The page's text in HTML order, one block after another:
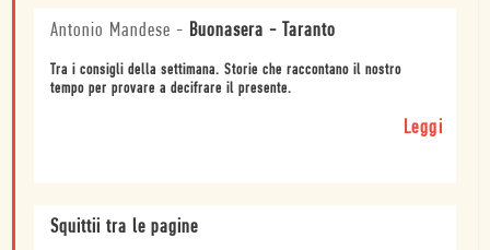
Antonio Mandese - Buonasera - Taranto
Tra i consigli della settimana. Storie che raccontano il nostro
tempo per provare a decifrare il presente.
Leggi
Squittii tra le pagine